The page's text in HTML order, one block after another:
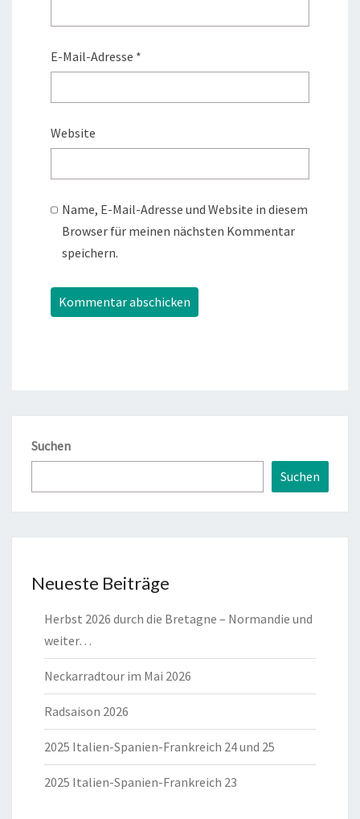
E-Mail-Adresse *
Website
Name, E-Mail-Adresse und Website in diesem
Browser für meinen nächsten Kommentar
speichern.
Suchen
Suchen
Neueste Beiträge
Herbst 2026 durch die Bretagne – Normandie und
weiter…
Neckarradtour im Mai 2026
Radsaison 2026
2025 Italien-Spanien-Frankreich 24 und 25
2025 Italien-Spanien-Frankreich 23